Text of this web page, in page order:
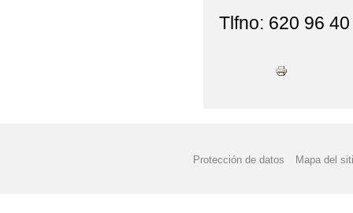
Tlfno: 620 96
Protección de datos Mapa del